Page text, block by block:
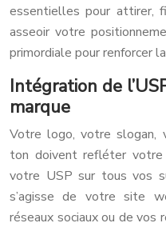
essentielles pour attirer,
asseoir votre
primordiale pour renforcer
Intégration de
marque
Votre logo, votre slogan,
ton doivent refléter votre
votre USP sur tous vos
s’agisse de votre site
réseaux sociaux ou de vos